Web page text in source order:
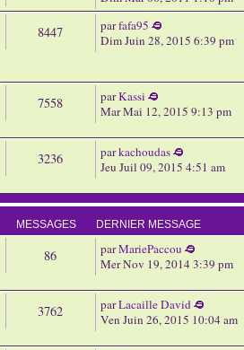
8447 parfafa95
Dim Juin 28, 2015 6:39 pm
7558 parKassi
Mar Mai 12, 2015 9:13 pm
3236 parkachoudas
Jeu Juil 09, 2015 4:51 am
MESSAGES DERNIER MESSAGE
86 parMariePaccou
Mer Nov 19, 2014 3:39 pm
3762 parLacaille David
Ven Juin 26, 2015 10:04 am